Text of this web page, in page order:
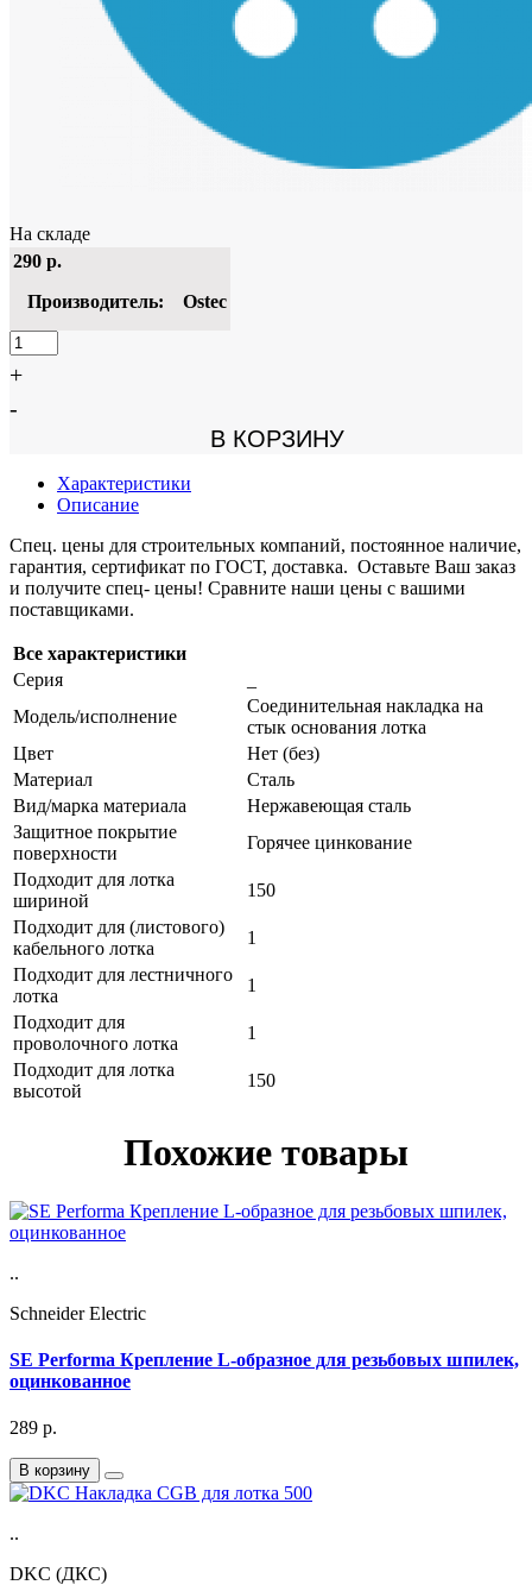
На складе
290 р.
Производитель:
Ostec
+
-
В КОРЗИНУ
Характеристики
Описание
Спец. цены для строительных компаний, постоянное наличие,
гарантия, сертификат по ГОСТ, доставка. Оставьте Ваш заказ
и получите спец- цены! Сравните наши цены с вашими
поставщиками.
Все характеристики
Серия
Модель/исполнение
Соединительная накладка на
стык основания лотка
Цвет
Нет (без)
Материал
Сталь
Вид/марка материала
Нержавеющая сталь
Защитное покрытие
поверхности
Горячее цинкование
Подходит для лотка
шириной
150
Подходит для (листового)
кабельного лотка
1
Подходит для лестничного
лотка
1
Подходит для
проволочного лотка
1
Подходит для лотка
высотой
150
Похожие товары
..
Schneider Electric
SE Performa Крепление L-образное для резьбовых шпилек,
оцинкованное
289 р.
В корзину
..
DKC (ДКС)